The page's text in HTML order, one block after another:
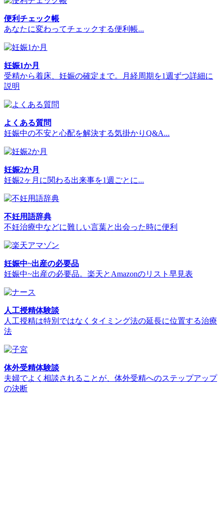
便利チェック帳
あなたに変わってチェックする便利帳...
妊娠1か月
受精から着床、妊娠の確定まで。月経周期を1週ずつ詳細に
説明
よくある質問
妊娠中の不安と心配を解決する気掛かりQ&A...
妊娠2か月
妊娠2ヶ月に関わる出来事を1週ごとに...
不妊用語辞典
不妊治療中などに難しい言葉と出会った時に便利
妊娠中~出産の必要品
妊娠中~出産の必要品。楽天とAmazonのリスト早見表
人工授精体験談
人工授精は特別ではなくタイミング法の延長に位置する治療
法
体外受精体験談
夫婦でよく相談されることが、体外受精へのステップアップ
の決断